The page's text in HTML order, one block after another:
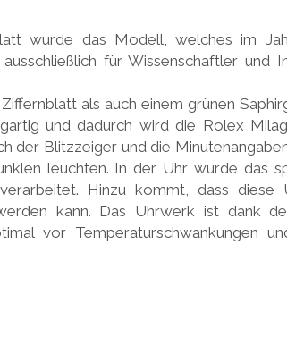
wurde das Modell, welches im
für Wissenschaftler und
als auch einem grünen
und dadurch wird die Rolex
der Blitzzeiger und die
leuchten. In der Uhr wurde das
Hinzu kommt, dass diese
kann. Das Uhrwerk ist dank
vor Temperaturschwankungen